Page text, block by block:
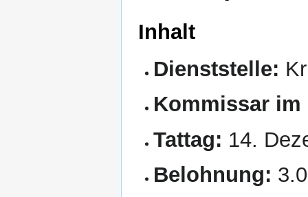
Inhalt
Dienststelle:
Kommissar
Tattag: 14.
Belohnung: